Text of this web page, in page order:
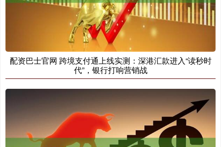
配资巴士官网 跨境支付通上线实测：深港汇款进入“读秒时
代”，银行打响营销战